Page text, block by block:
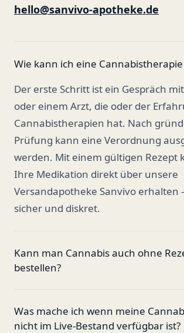
hello@sanvivo-apotheke.de
Wie kann ich eine
Der erste Schritt ist ein Gespräch
oder einem Arzt, die oder der
Cannabistherapien hat. Nach
Prüfung kann eine Verordnung
werden. Mit einem gültigen Rezept
Ihre Medikation direkt über unsere
Versandapotheke Sanvivo erhalten
sicher und diskret.
Kann man Cannabis auch ohne
bestellen?
Was mache ich wenn meine
nicht im Live-Bestand verfügbar ist?